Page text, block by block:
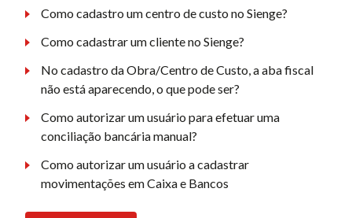
Como cadastro um centro de custo no Sienge?
Como cadastrar um cliente no Sienge?
No cadastro da Obra/Centro de Custo, a aba fiscal
não está aparecendo, o que pode ser?
Como autorizar um usuário para efetuar uma
conciliação bancária manual?
Como autorizar um usuário a cadastrar
movimentações em Caixa e Bancos